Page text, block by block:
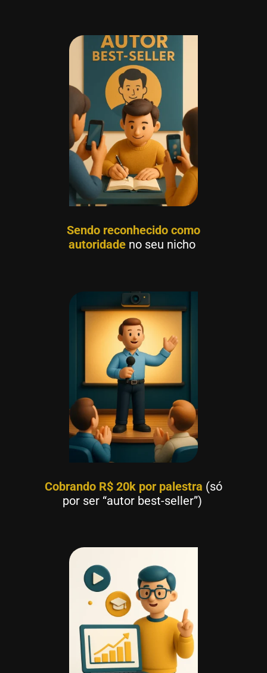
Sendo reconhecido como
autoridade no seu nicho
Cobrando R$ 20k por palestra (só
por ser “autor best-seller”)